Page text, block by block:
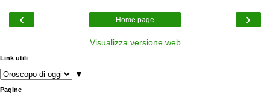
‹ ›
Home page
Visualizza versione web
Link utili
▼
Pagine